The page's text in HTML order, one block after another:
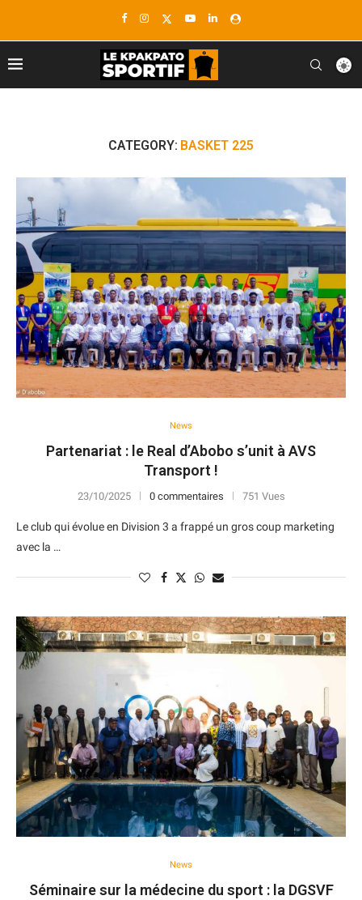
CATEGORY: BASKET 225
News
Partenariat : le Real d’Abobo s’unit à AVS
Transport !
23/10/2025 0 commentaires 751 Vues
Le club qui évolue en Division 3 a frappé un gros coup marketing
avec la …
News
Séminaire sur la médecine du sport : la DGSVF